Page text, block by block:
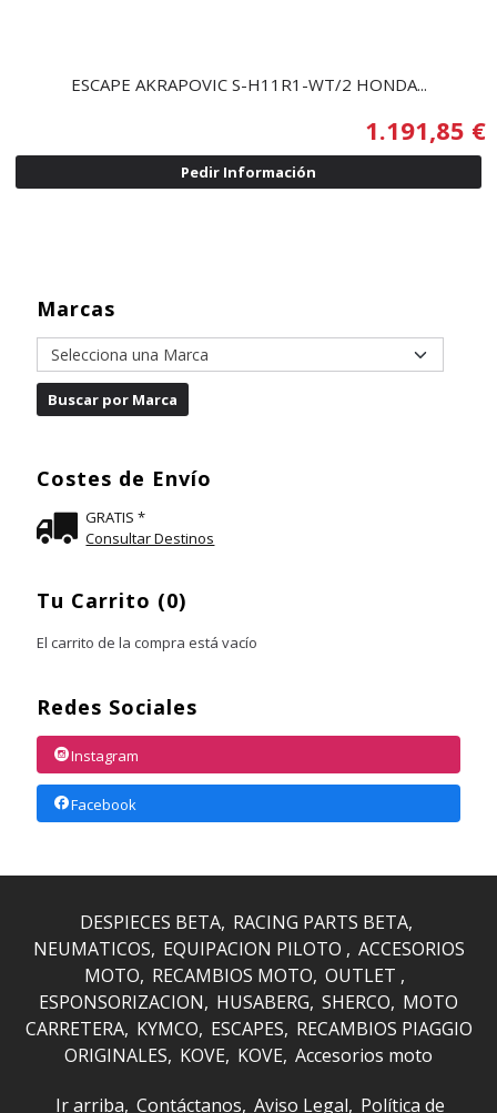
Marcas
Costes de Envío
GRATIS *
Consultar Destinos
Tu Carrito (0)
El carrito de la compra está vacío
Redes Sociales
Instagram
Facebook
ESCAPE AKRAPOVIC S-H11R1-WT/2 HONDA...
1.191,85 €
Pedir Información
DESPIECES BETA RACING PARTS BETA
NEUMATICOS EQUIPACION PILOTO
ACCESORIOS
MOTO RECAMBIOS MOTO OUTLET
ESPONSORIZACION
HUSABERG SHERCO MOTO
CARRETERA KYMCO ESCAPES RECAMBIOS PIAGGIO
ORIGINALES KOVE KOVE Accesorios moto
Ir arriba Contáctanos Aviso Legal Política de